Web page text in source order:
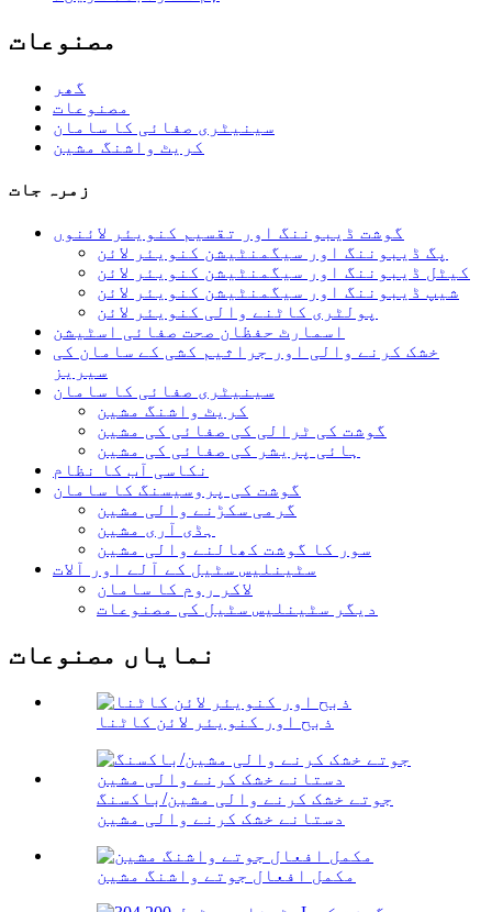
مصنوعات
گھر
مصنوعات
سینیٹری صفائی کا سامان
کریٹ واشنگ مشین
زمرہ جات
گوشت ڈیبوننگ اور تقسیم کنویئر لائنوں
پگ ڈیبوننگ اور سیگمنٹیشن کنویئر لائن
کیٹل ڈیبوننگ اور سیگمنٹیشن کنویئر لائن
شیپ ڈیبوننگ اور سیگمنٹیشن کنویئر لائن
پولٹری کاٹنے والی کنویئر لائن
اسمارٹ حفظان صحت صفائی اسٹیشن
خشک کرنے والی اور جراثیم کشی کے سامان کی
سیریز
سینیٹری صفائی کا سامان
کریٹ واشنگ مشین
گوشت کی ٹرالی کی صفائی کی مشین
ہائی پریشر کی صفائی کی مشین
نکاسی آب کا نظام
گوشت کی پروسیسنگ کا سامان
گرمی سکڑنے والی مشین
ہڈی آری مشین
سور کا گوشت کھالنے والی مشین
سٹینلیس سٹیل کے آلے اور آلات
لاکر روم کا سامان
دیگر سٹینلیس سٹیل کی مصنوعات
نمایاں مصنوعات
ذبح اور کنویئر لائن کاٹنا
جوتے خشک کرنے والی مشین/باکسنگ
دستانے خشک کرنے والی مشین
مکمل افعال جوتے واشنگ مشین